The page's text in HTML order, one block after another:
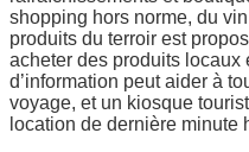
shopping hors norme, du
produits du terroir est
acheter des produits locaux
d’information peut aider à
voyage, et un kiosque
location de dernière minute